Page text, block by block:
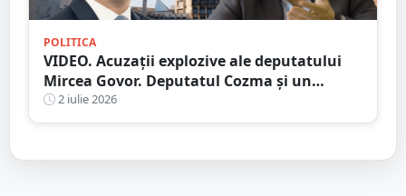
POLITICA
VIDEO. Acuzații explozive ale deputatului
Mircea Govor. Deputatul Cozma și un
primar, acuzați de afaceri afaceri imobiliare
ilegale
2 iulie 2026